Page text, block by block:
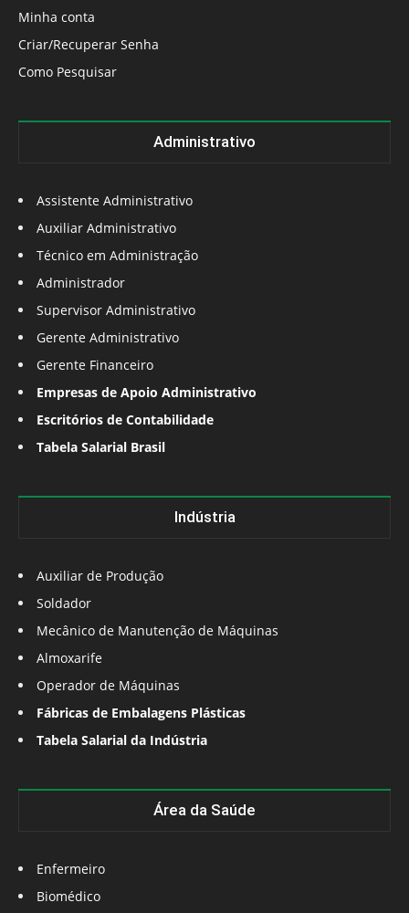
Minha conta
Criar/Recuperar Senha
Como Pesquisar
Administrativo
Assistente Administrativo
Auxiliar Administrativo
Técnico em Administração
Administrador
Supervisor Administrativo
Gerente Administrativo
Gerente Financeiro
Empresas de Apoio Administrativo
Escritórios de Contabilidade
Tabela Salarial Brasil
Indústria
Auxiliar de Produção
Soldador
Mecânico de Manutenção de Máquinas
Almoxarife
Operador de Máquinas
Fábricas de Embalagens Plásticas
Tabela Salarial da Indústria
Área da Saúde
Enfermeiro
Biomédico